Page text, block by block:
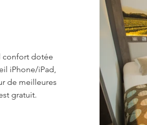
confort dotée
iPhone/iPad,
de meilleures
gratuit.